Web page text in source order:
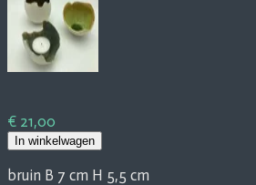
€ 21,00
In winkelwagen
bruin B 7 cm H 5,5 cm